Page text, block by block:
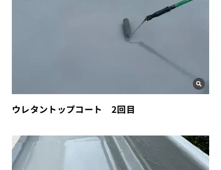
ウレタントップコート 2回目